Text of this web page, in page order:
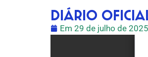
DIÁRIO
Em 29 de julho de 2025